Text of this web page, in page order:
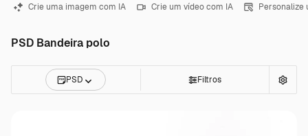
Crie uma imagem com IA Crie um vídeo com IA Personalize
PSD Bandeira polo
PSD Filtros